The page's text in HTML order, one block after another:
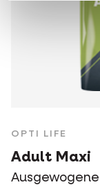
OPTI LIFE
Adult Maxi